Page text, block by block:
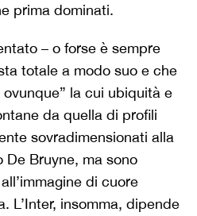
prima dominati.
– o forse è sempre
totale a modo suo e che
la cui ubiquità e
da quella di profili
sovradimensionati alla
De Bruyne, ma sono
di cuore
L’Inter, insomma, dipende